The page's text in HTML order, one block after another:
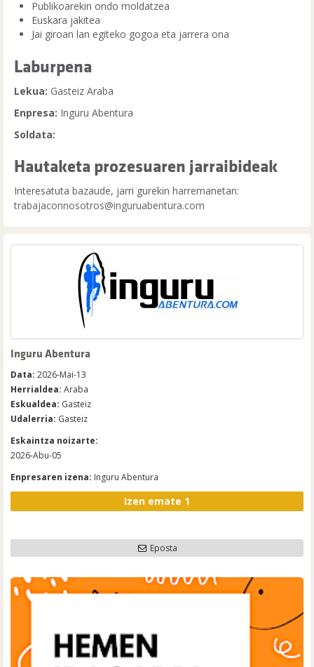
Publikoarekin ondo moldatzea
Euskara jakitea
Jai giroan lan egiteko gogoa eta jarrera ona
Laburpena
Lekua: Gasteiz Araba
Enpresa: Inguru Abentura
Soldata:
Hautaketa prozesuaren jarraibideak
Interesatuta bazaude, jarri gurekin harremanetan:
trabajaconnosotros@inguruabentura.com
Inguru Abentura
Data: 2026-Mai-13
Herrialdea: Araba
Eskualdea: Gasteiz
Udalerria: Gasteiz
Eskaintza noizarte:
2026-Abu-05
Enpresaren izena: Inguru Abentura
Izen emate 1
Eposta